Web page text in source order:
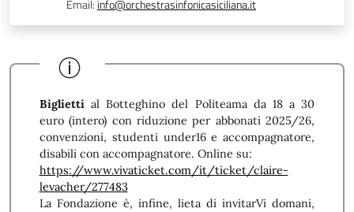
Email: info@orchestrasinfonicasiciliana.it
Biglietti al Botteghino del Politeama da 18 a 30
euro (intero) con riduzione per abbonati 2025/26,
convenzioni, studenti under16 e accompagnatore,
disabili con accompagnatore. Online su:
https://www.vivaticket.com/it/ticket/claire-
levacher/277483
La Fondazione è, infine, lieta di invitarVi domani,